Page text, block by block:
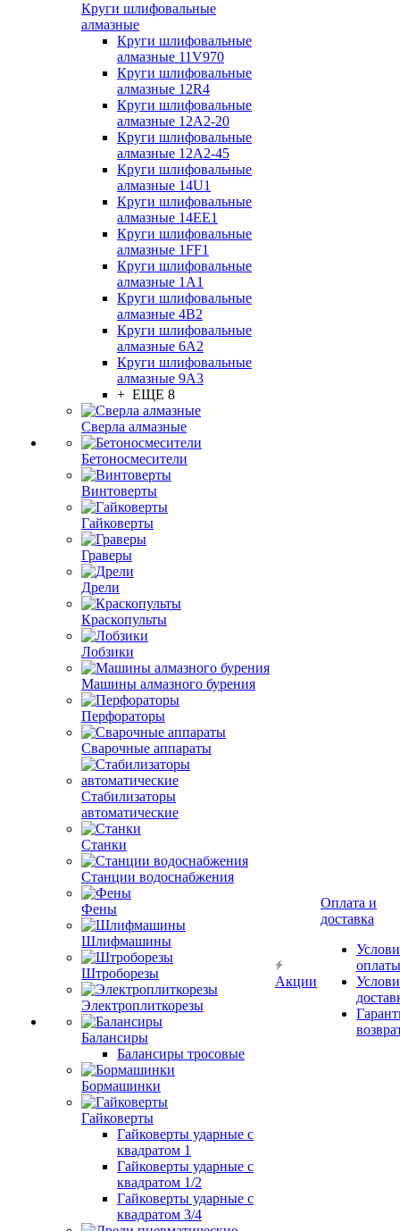
Круги шлифовальные
алмазные
Круги шлифовальные
алмазные 11V970
Круги шлифовальные
алмазные 12R4
Круги шлифовальные
алмазные 12А2-20
Круги шлифовальные
алмазные 12А2-45
Круги шлифовальные
алмазные 14U1
Круги шлифовальные
алмазные 14ЕЕ1
Круги шлифовальные
алмазные 1FF1
Круги шлифовальные
алмазные 1А1
Круги шлифовальные
алмазные 4В2
Круги шлифовальные
алмазные 6A2
Круги шлифовальные
алмазные 9А3
+ ЕЩЕ 8
Сверла алмазные
Бетоносмесители
Винтоверты
Гайковерты
Граверы
Дрели
Краскопульты
Лобзики
Машины алмазного бурения
Перфораторы
Сварочные аппараты
Стабилизаторы
автоматические
Станки
Станции водоснабжения
Фены
Шлифмашины
Штроборезы
Электроплиткорезы
Балансиры
Балансиры тросовые
Бормашинки
Гайковерты
Гайковерты ударные с
квадратом 1
Гайковерты ударные с
квадратом 1/2
Гайковерты ударные с
квадратом 3/4
Акции
Оплата и
доставка
оплаты